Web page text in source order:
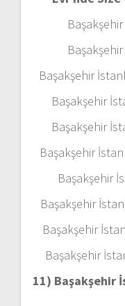
Başakşehir
Başakşehir
Başakşehir
Başakşehir
Başakşehir
Başakşehir
Başakşehir
Başakşehir
11) Başakşehir